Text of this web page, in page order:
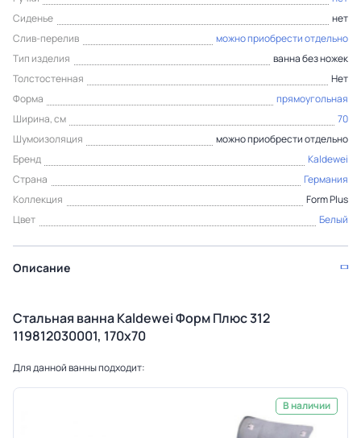
Сиденье
нет
Слив-перелив
можно приобрести отдельно
Тип изделия
ванна без ножек
Толстостенная
Нет
Форма
прямоугольная
Ширина, см
70
Шумоизоляция
можно приобрести отдельно
Бренд
Kaldewei
Страна
Германия
Коллекция
Form Plus
Цвет
Белый
Описание
Стальная ванна Kaldewei Форм Плюс 312
119812030001, 170х70
Для данной ванны подходит:
В наличии